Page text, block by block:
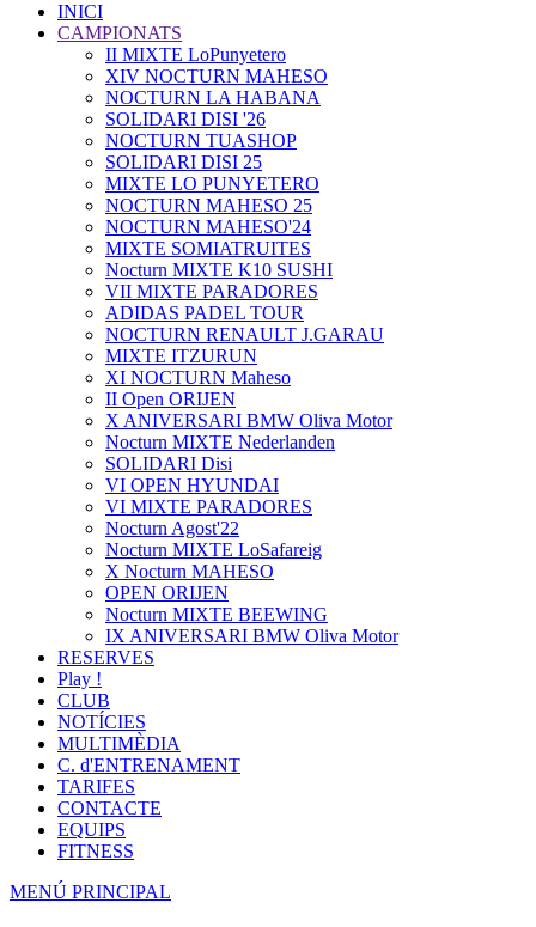
INICI
CAMPIONATS
II MIXTE LoPunyetero
XIV NOCTURN MAHESO
NOCTURN LA HABANA
SOLIDARI DISI '26
NOCTURN TUASHOP
SOLIDARI DISI 25
MIXTE LO PUNYETERO
NOCTURN MAHESO 25
NOCTURN MAHESO'24
MIXTE SOMIATRUITES
Nocturn MIXTE K10 SUSHI
VII MIXTE PARADORES
ADIDAS PADEL TOUR
NOCTURN RENAULT J.GARAU
MIXTE ITZURUN
XI NOCTURN Maheso
II Open ORIJEN
X ANIVERSARI BMW Oliva Motor
Nocturn MIXTE Nederlanden
SOLIDARI Disi
VI OPEN HYUNDAI
VI MIXTE PARADORES
Nocturn Agost'22
Nocturn MIXTE LoSafareig
X Nocturn MAHESO
OPEN ORIJEN
Nocturn MIXTE BEEWING
IX ANIVERSARI BMW Oliva Motor
RESERVES
Play !
CLUB
NOTÍCIES
MULTIMÈDIA
C. d'ENTRENAMENT
TARIFES
CONTACTE
EQUIPS
FITNESS
MENÚ PRINCIPAL